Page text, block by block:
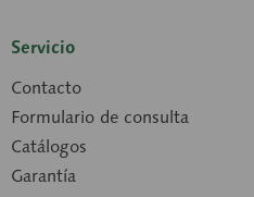
Servicio
Contacto
Formulario de consulta
Catálogos
Garantía